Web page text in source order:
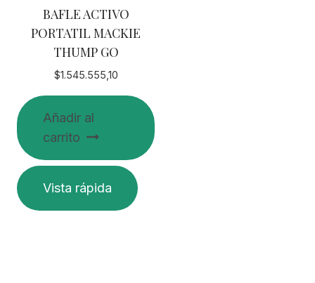
BAFLE ACTIVO
PORTATIL MACKIE
THUMP GO
$1.545.555,10
Añadir al
carrito
Vista rápida